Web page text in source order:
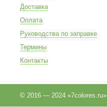
Доставка
Оплата
Руководства по заправке
Термины
Контакты
© 2016 — 2024 «7colores.ru»